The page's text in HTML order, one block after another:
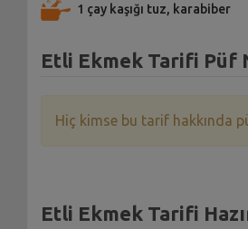
1 çay kaşığı tuz, karabiber
Etli Ekmek Tarifi Püf
Hiç kimse bu tarif hakkında
Etli Ekmek Tarifi